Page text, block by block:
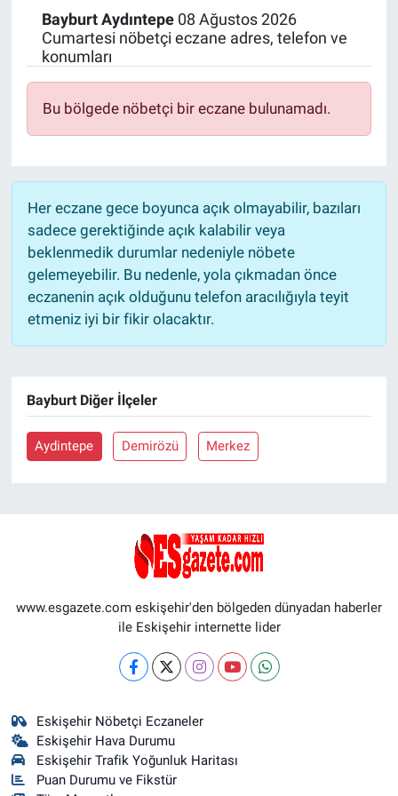
Bayburt Aydıntepe08 Ağustos 2026
Cumartesi nöbetçi eczane adres, telefon ve
konumları
Bu bölgede nöbetçi bir eczane bulunamadı.
Her eczane gece boyunca açık olmayabilir, bazıları
sadece gerektiğinde açık kalabilir veya
beklenmedik durumlar nedeniyle nöbete
gelemeyebilir. Bu nedenle, yola çıkmadan önce
eczanenin açık olduğunu telefon aracılığıyla teyit
etmeniz iyi bir fikir olacaktır.
Bayburt Diğer İlçeler
Aydintepe Demirözü Merkez
www.esgazete.com eskişehir'den bölgeden dünyadan haberler
ile Eskişehir internette lider
Eskişehir Nöbetçi Eczaneler
Eskişehir Hava Durumu
Eskişehir Trafik Yoğunluk Haritası
Puan Durumu ve Fikstür
Politika
Bilecik
Kütahya
Genel
Çevre
Yerel
Magazin
Bilim ve Teknoloji